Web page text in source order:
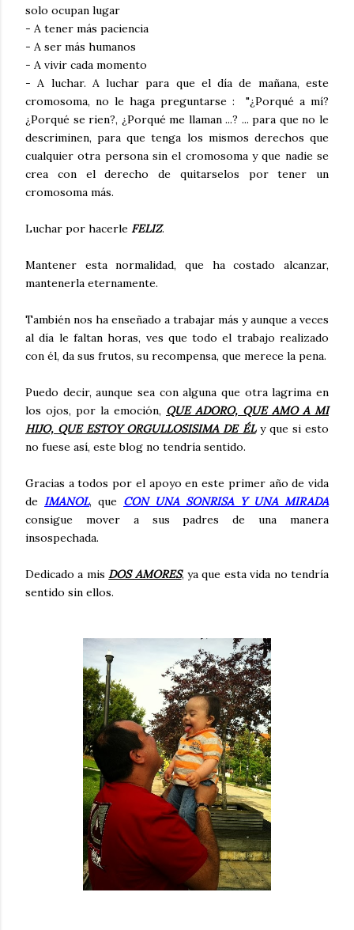
solo ocupan lugar
- A tener más paciencia
- A ser más humanos
- A vivir cada momento
- A luchar. A luchar para que el día de mañana, este
cromosoma, no le haga preguntarse : "¿Porqué a mí?
¿Porqué se rien?, ¿Porqué me llaman ...? ... para que no le
descriminen, para que tenga los mismos derechos que
cualquier otra persona sin el cromosoma y que nadie se
crea con el derecho de quitarselos por tener un
cromosoma más.
Luchar por hacerle FELIZ.
Mantener esta normalidad, que ha costado alcanzar,
mantenerla eternamente.
También nos ha enseñado a trabajar más y aunque a veces
al día le faltan horas, ves que todo el trabajo realizado
con él, da sus frutos, su recompensa, que merece la pena.
Puedo decir, aunque sea con alguna que otra lagrima en
los ojos, por la emoción, QUE ADORO, QUE AMO A MI
HIJO, QUE ESTOY ORGULLOSISIMA DE ÉLy que si esto
no fuese así, este blog no tendría sentido.
Gracias a todos por el apoyo en este primer año de vida
de IMANOL, que CON UNA SONRISA Y UNA MIRADA
consigue mover a sus padres de una manera
insospechada.
Dedicado a misDOS AMORES, ya que esta vida no tendría
sentido sin ellos.